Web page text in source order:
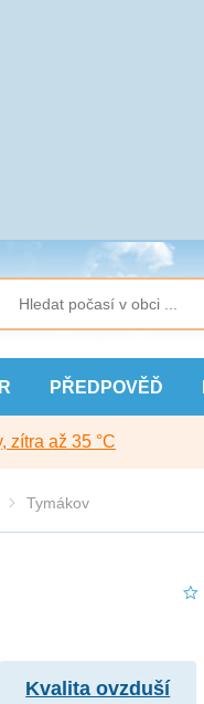
PŘEDPOVĚĎ
zítra až 35 °C
Tymákov
Kvalita ovzduší